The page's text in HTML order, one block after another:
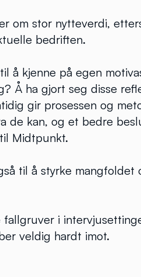
om stor nytteverdi,
bedriften.
å kjenne på egen
Å ha gjort seg disse
gir prosessen og
de kan, og et bedre
Midtpunkt.
til å styrke
i
veldig hardt imot.